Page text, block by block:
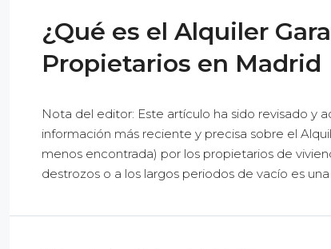
¿Qué es el Alquiler
Propietarios en Madrid
Nota del editor: Este artículo ha sido revisado y
información más reciente y precisa sobre el
menos encontrada) por los propietarios de
destrozos o a los largos periodos de vacío es